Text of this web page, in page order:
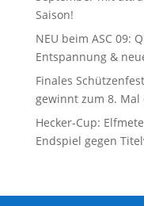
Saison!
NEU beim ASC 09:
Entspannung &
Finales
gewinnt zum 8. Mal
Hecker-Cup:
Endspiel gegen